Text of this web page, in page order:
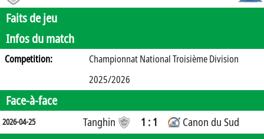
Faits de jeu
Infos du match
Competition:
Championnat National Troisième Division
2025/2026
Face-à-face
2026-04-25 Tanghin 1 : 1 Canon du Sud